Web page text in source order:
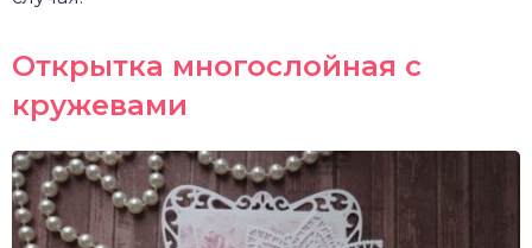
Открытка многослойная с
кружевами